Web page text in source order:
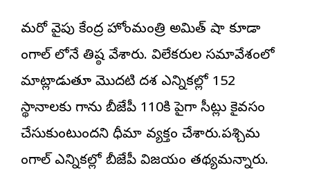
మరో వైపు కేంద్ర హోంమంత్రి అమిత్ షా కూడా
బెంగాల్ లోనే తిష్ఠ వేశారు. విలేకరుల సమావేశంలో
మాట్లాడుతూ మెుదటి దశ ఎన్నికల్లో 152
స్థానాలకు గాను బీజేపీ 110కి పైగా సీట్లు కైవసం
చేసుకుంటుందని ధీమా వ్యక్తం చేశారు.పశ్చిమ
బెంగాల్ ఎన్నికల్లో బీజేపీ విజయం తథ్యమన్నారు.